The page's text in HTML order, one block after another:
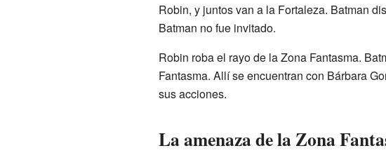
Robin, y juntos van a la Fortaleza. Batman
Batman no fue invitado.
Robin roba el rayo de la Zona Fantasma.
Fantasma. Allí se encuentran con Bárbara
sus acciones.
La amenaza de la Zona